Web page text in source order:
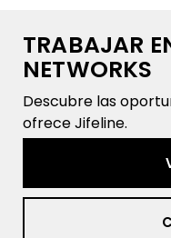
TRABAJAR
NETWORKS
Descubre las
ofrece Jifeline.